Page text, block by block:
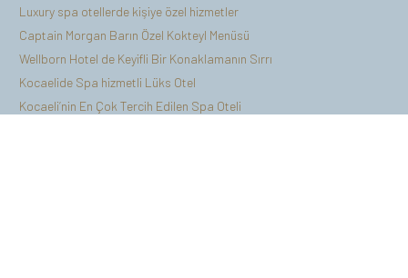
Luxury spa otellerde kişiye özel hizmetler
Captain Morgan Barın Özel Kokteyl Menüsü
Wellborn Hotel de Keyifli Bir Konaklamanın Sırrı
Kocaelide Spa hizmetli Lüks Otel
Kocaeli’nin En Çok Tercih Edilen Spa Oteli